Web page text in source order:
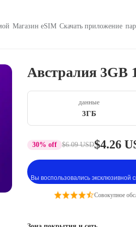
Магазин eSIM Скачать приложение
Австралия 3GB
данные
3ГБ
30% off $6.09 USD$4.26
Вы воспользовались эксклюзивной
Совокупное